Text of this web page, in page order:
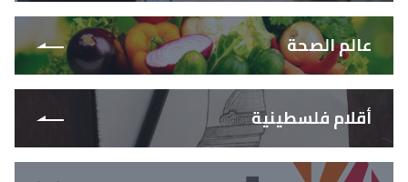
عالم الصحة
أقلام فلسطينية